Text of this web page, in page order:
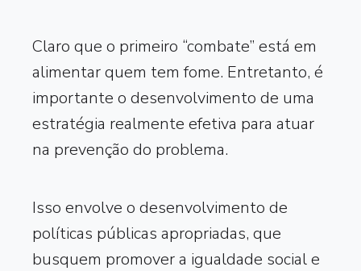
Claro que o primeiro “combate” está em
alimentar quem tem fome. Entretanto, é
importante o desenvolvimento de uma
estratégia realmente efetiva para atuar
na prevenção do problema.
Isso envolve o desenvolvimento de
políticas públicas apropriadas, que
busquem promover a igualdade social e